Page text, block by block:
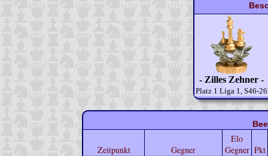
- Zilles Zehner -
Platz 1 Liga 1, S46-26
Zeitpunkt Gegner
Elo
Gegner Pkt